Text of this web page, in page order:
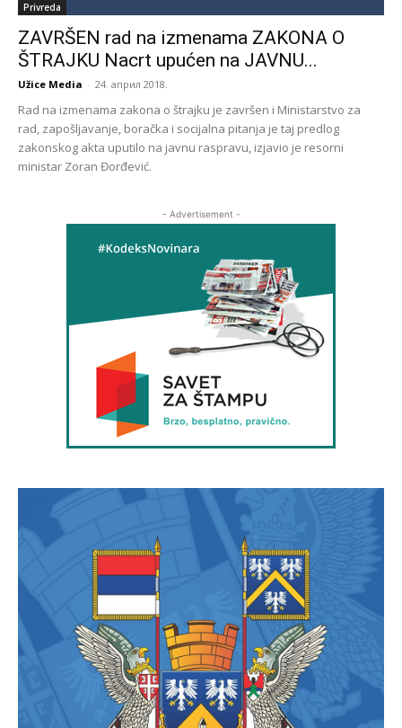
Privreda
ZAVRŠEN rad na izmenama ZAKONA O
ŠTRAJKU Nacrt upućen na JAVNU...
Užice Media - 24. април 2018.
Rad na izmenama zakona o štrajku je završen i Ministarstvo za
rad, zapošljavanje, boračka i socijalna pitanja je taj predlog
zakonskog akta uputilo na javnu raspravu, izjavio je resorni
ministar Zoran Đorđević.
- Advertisement -